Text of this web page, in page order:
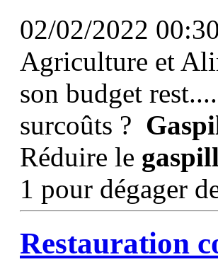
02/02/2022
Agriculture et
son budget
surcoûts ?
Réduire le
1 pour dégager
Restauration